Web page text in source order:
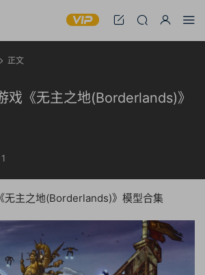
正文
戏《无主之地(Borderlands)》
1
无主之地(Borderlands)》模型合集